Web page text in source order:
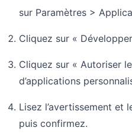
sur Paramètres >
Cliquez sur «
Cliquez sur « Autoriser
d’applications
Lisez l’avertissement et
puis confirmez.